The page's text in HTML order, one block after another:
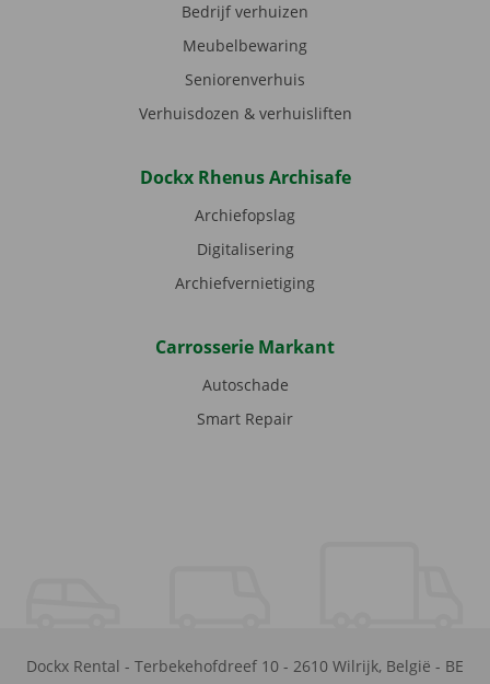
Bedrijf verhuizen
Meubelbewaring
Seniorenverhuis
Verhuisdozen & verhuisliften
Dockx Rhenus Archisafe
Archiefopslag
Digitalisering
Archiefvernietiging
Carrosserie Markant
Autoschade
Smart Repair
Dockx Rental - Terbekehofdreef 10 - 2610 Wilrijk, België - BE